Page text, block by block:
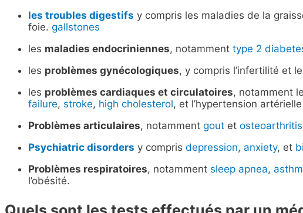
les troubles digestifs y compris les maladies de la
foie. gallstones
les maladies endocriniennes, notamment type 2
les problèmes gynécologiques, y compris l’infertilité et
les problèmes cardiaques et circulatoires, notamment
failure, stroke, high cholesterol, et l’hypertension artérielle
Problèmes articulaires, notamment gout et osteoarthritis
Psychiatric disorders y compris depression, anxiety, et
Problèmes respiratoires, notamment sleep apnea,
l’obésité.